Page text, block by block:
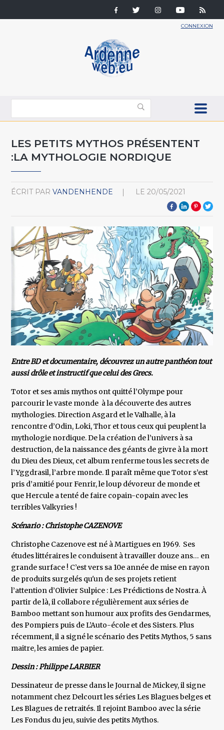
CONNEXION
LES PETITS MYTHOS PRÉSENTENT
:LA MYTHOLOGIE NORDIQUE
ÉCRIT PAR VANDENHENDE LE 20/05/2021
Entre BD et documentaire, découvrez un autre panthéon tout
aussi drôle et instructif que celui des Grecs.
Totor et ses amis mythos ont quitté l’Olympe pour
parcourir le vaste monde à la découverte des autres
mythologies. Direction Asgard et le Valhalle, à la
rencontre d’Odin, Loki, Thor et tous ceux qui peuplent la
mythologie nordique. De la création de l’univers à sa
destruction, de la naissance des géants de givre à la mort
du Dieu des Dieux, cet album renferme tous les secrets de
l’Yggdrasil, l’arbre monde. Il paraît même que Totor s’est
pris d’amitié pour Fenrir, le loup dévoreur de monde et
que Hercule a tenté de faire copain-copain avec les
terribles Valkyries !
Scénario : Christophe CAZENOVE
Christophe Cazenove est né à Martigues en 1969. Ses
études littéraires le conduisent à travailler douze ans… en
grande surface ! C’est vers sa 10e année de mise en rayon
de produits surgelés qu'un de ses projets retient
l’attention d’Olivier Sulpice : Les Prédictions de Nostra. À
partir de là, il collabore régulièrement aux séries de
Bamboo mettant son humour aux profits des Gendarmes,
des Pompiers puis de L’Auto-école et des Sisters. Plus
récemment, il a signé le scénario des Petits Mythos, 5 sans
maitre, les amies de papier.
Dessin : Philippe LARBIER
Dessinateur de presse dans le Journal de Mickey, il signe
notamment chez Delcourt les séries Les Blagues belges et
Les Blagues de retraités. Il rejoint Bamboo avec la série
Les Fondus du jeu, suivie des petits Mythos.